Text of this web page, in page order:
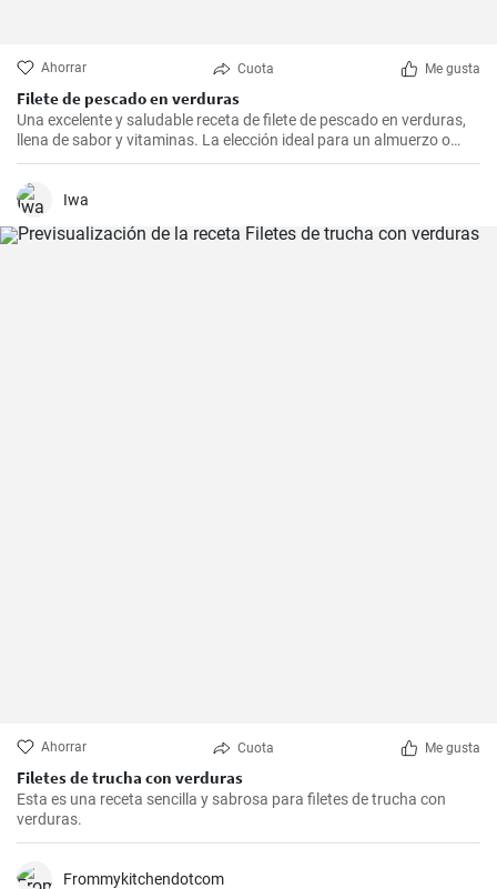
Ahorrar Cuota Me gusta
Filete de pescado en verduras
Una excelente y saludable receta de filete de pescado en verduras,
llena de sabor y vitaminas. La elección ideal para un almuerzo o
cena saludable.
Iwa
Ahorrar Cuota Me gusta
Filetes de trucha con verduras
Esta es una receta sencilla y sabrosa para filetes de trucha con
verduras.
Frommykitchendotcom